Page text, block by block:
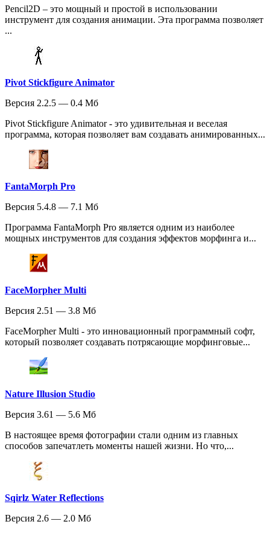
Pencil2D – это мощный и простой в использовании
инструмент для создания анимации. Эта программа позволяет
...
Pivot Stickfigure Animator
Версия 2.2.5 — 0.4 Мб
Pivot Stickfigure Animator - это удивительная и веселая
программа, которая позволяет вам создавать анимированных...
FantaMorph Pro
Версия 5.4.8 — 7.1 Мб
Программа FantaMorph Pro является одним из наиболее
мощных инструментов для создания эффектов морфинга и...
FaceMorpher Multi
Версия 2.51 — 3.8 Мб
FaceMorpher Multi - это инновационный программный софт,
который позволяет создавать потрясающие морфинговые...
Nature Illusion Studio
Версия 3.61 — 5.6 Мб
В настоящее время фотографии стали одним из главных
способов запечатлеть моменты нашей жизни. Но что,...
Sqirlz Water Reflections
Версия 2.6 — 2.0 Мб